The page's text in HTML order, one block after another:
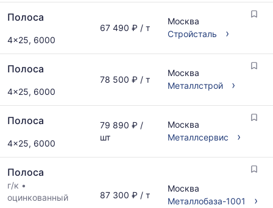
Полоса
4x25, 6000
67 490 ₽ / т
Москва
Стройсталь
›
Полоса
4x25, 6000
78 500 ₽ / т
Москва
Металлстрой
›
Полоса
4x25, 6000
79 890 ₽ /
шт
Москва
Металлсервис
›
Полоса
г/к •
оцинкованный
87 300 ₽ / т
Москва
Металлобаза-1001
›